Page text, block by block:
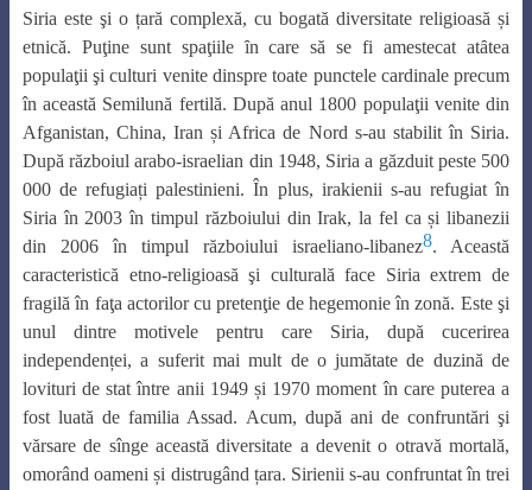
Siria este şi o țară complexă, cu bogată diversitate religioasă și
etnică. Puţine sunt spaţiile ȋn care să se fi amestecat atȃtea
populaţii şi culturi venite dinspre toate punctele cardinale precum
în această Semilună fertilă. După anul 1800 populaţii venite din
Afganistan, China, Iran și Africa de Nord s-au stabilit în Siria.
După războiul arabo-israelian din 1948, Siria a găzduit peste 500
000 de refugiați palestinieni. În plus, irakienii s-au refugiat în
Siria în 2003 în timpul războiului din Irak, la fel ca și libanezii
din 2006 în timpul războiului israeliano-libanez8. Această
caracteristică etno-religioasă şi culturală face Siria extrem de
fragilă în faţa actorilor cu pretenţie de hegemonie în zonă. Este şi
unul dintre motivele pentru care Siria, după cucerirea
independenței, a suferit mai mult de o jumătate de duzină de
lovituri de stat între anii 1949 și 1970 moment în care puterea a
fost luată de familia Assad. Acum, după ani de confruntări şi
vărsare de sînge această diversitate a devenit o otravă mortală,
omorând oameni și distrugând țara. Sirienii s-au confruntat în trei